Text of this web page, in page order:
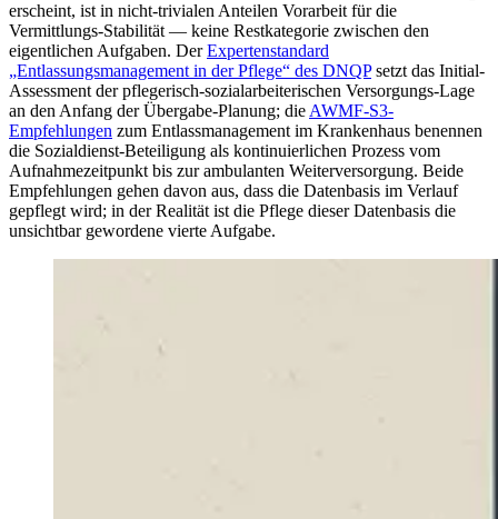
erscheint, ist in nicht-trivialen Anteilen Vorarbeit für die
Vermittlungs-Stabilität — keine Restkategorie zwischen den
eigentlichen Aufgaben. DerExpertenstandard
„Entlassungsmanagement in der Pflege“ des DNQPsetzt das Initial-
Assessment der pflegerisch-sozialarbeiterischen Versorgungs-Lage
an den Anfang der Übergabe-Planung; die AWMF-S3-
Empfehlungen zum Entlassmanagement im Krankenhaus benennen
die Sozialdienst-Beteiligung als kontinuierlichen Prozess vom
Aufnahmezeitpunkt bis zur ambulanten Weiterversorgung. Beide
Empfehlungen gehen davon aus, dass die Datenbasis im Verlauf
gepflegt wird; in der Realität ist die Pflege dieser Datenbasis die
unsichtbar gewordene vierte Aufgabe.